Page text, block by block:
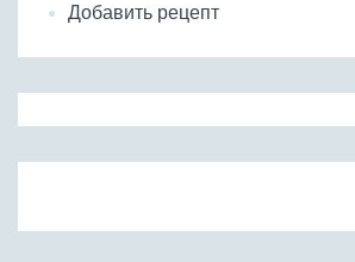
Добавить рецепт